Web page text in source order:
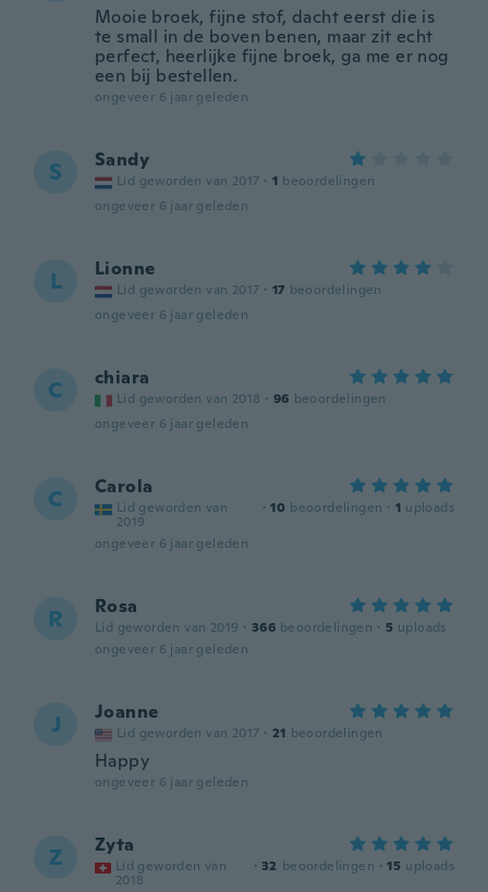
Mooie broek, fijne stof, dacht eerst die is
te small in de boven benen, maar zit echt
perfect, heerlijke fijne broek, ga me er nog
een bij bestellen.
ongeveer 6 jaar geleden
S Sandy
Lid geworden van 2017 · 1 beoordelingen
ongeveer 6 jaar geleden
L Lionne
Lid geworden van 2017 · 17 beoordelingen
ongeveer 6 jaar geleden
C chiara
Lid geworden van 2018 · 96 beoordelingen
ongeveer 6 jaar geleden
C Carola
Lid geworden van
2019
· 10 beoordelingen · 1 uploads
ongeveer 6 jaar geleden
R Rosa
Lid geworden van 2019 · 366 beoordelingen · 5 uploads
ongeveer 6 jaar geleden
J Joanne
Lid geworden van 2017 · 21 beoordelingen
Happy
ongeveer 6 jaar geleden
Z Zyta
Lid geworden van
2018
· 32 beoordelingen · 15 uploads